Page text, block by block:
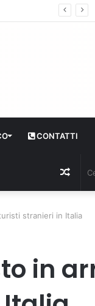
CONTATTI
stranieri in Italia
in